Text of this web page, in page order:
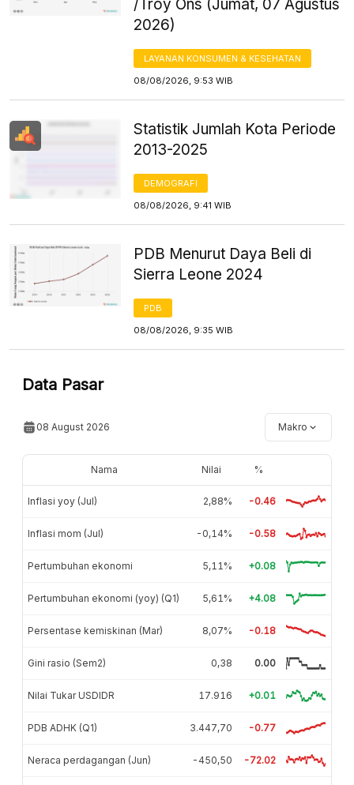
/Troy Ons (Jumat, 07 Agustus
2026)
LAYANAN KONSUMEN & KESEHATAN
08/08/2026, 9:53 WIB
Statistik Jumlah Kota Periode
2013-2025
DEMOGRAFI
08/08/2026, 9:41 WIB
PDB Menurut Daya Beli di
Sierra Leone 2024
PDB
08/08/2026, 9:35 WIB
Data Pasar
08 August 2026 Makro
Nama Nilai %
Inflasi yoy (Jul) 2,88% -0.46
Inflasi mom (Jul) -0,14% -0.58
Pertumbuhan ekonomi 5,11% +0.08
Pertumbuhan ekonomi (yoy) (Q1) 5,61% +4.08
Persentase kemiskinan (Mar) 8,07% -0.18
Gini rasio (Sem2) 0,38 0.00
Nilai Tukar USDIDR 17.916 +0.01
PDB ADHK (Q1) 3.447,70 -0.77
Neraca perdagangan (Jun) -450,50 -72.02